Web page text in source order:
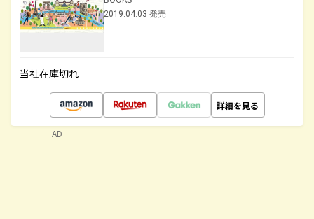
2019.04.03 発売
当社在庫切れ
詳細を見る
AD